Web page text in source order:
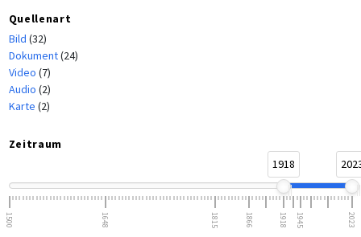
Quellenart
Bild (32)
Dokument(24)
Video (7)
Audio (2)
Karte (2)
Zeitraum
1918
1500 1648 1815 1866 1918 1945 2023